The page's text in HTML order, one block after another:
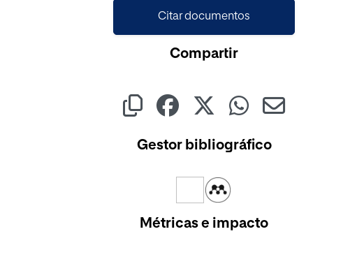
Citar documentos
Compartir
Gestor bibliográfico
Métricas e impacto